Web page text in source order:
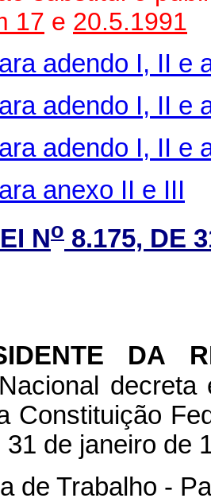
17 e 20.5.1991
adendo I, II e
adendo I, II e
adendo I, II e
anexo II e III
No 8.175, DE
DA
Constituição
31 de janeiro de
de Trabalho -